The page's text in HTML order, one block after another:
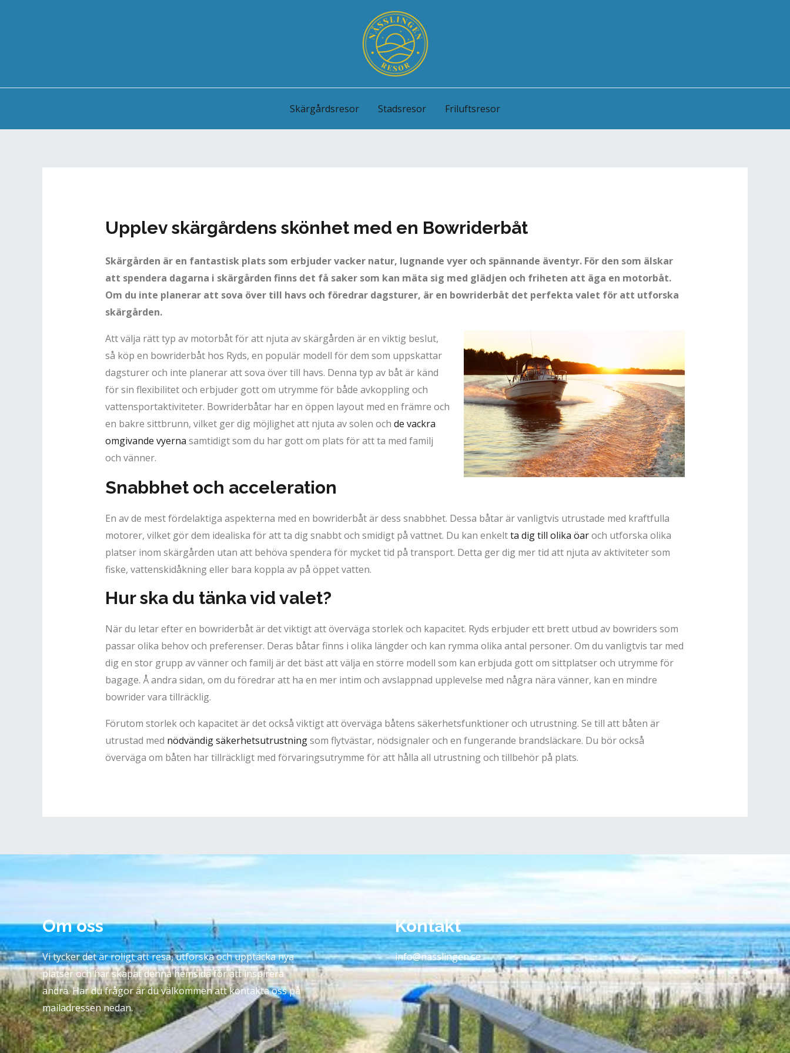
Skärgårdsresor Stadsresor Friluftsresor
Upplev skärgårdens skönhet med en Bowriderbåt
Skärgården är en fantastisk plats som erbjuder vacker natur, lugnande vyer och spännande äventyr. För den som älskar
att spendera dagarna i skärgården finns det få saker som kan mäta sig med glädjen och friheten att äga en motorbåt.
Om du inte planerar att sova över till havs och föredrar dagsturer, är en bowriderbåt det perfekta valet för att utforska
skärgården.
Att välja rätt typ av motorbåt för att njuta av skärgården är en viktig beslut,
så köp en bowriderbåt hos Ryds, en populär modell för dem som uppskattar
dagsturer och inte planerar att sova över till havs. Denna typ av båt är känd
för sin flexibilitet och erbjuder gott om utrymme för både avkoppling och
vattensportaktiviteter. Bowriderbåtar har en öppen layout med en främre och
en bakre sittbrunn, vilket ger dig möjlighet att njuta av solen och de vackra
omgivande vyerna samtidigt som du har gott om plats för att ta med familj
och vänner.
Snabbhet och acceleration
En av de mest fördelaktiga aspekterna med en bowriderbåt är dess snabbhet. Dessa båtar är vanligtvis utrustade med kraftfulla
motorer, vilket gör dem idealiska för att ta dig snabbt och smidigt på vattnet. Du kan enkeltta dig till olika öaroch utforska olika
platser inom skärgården utan att behöva spendera för mycket tid på transport. Detta ger dig mer tid att njuta av aktiviteter som
fiske, vattenskidåkning eller bara koppla av på öppet vatten.
Hur ska du tänka vid valet?
När du letar efter en bowriderbåt är det viktigt att överväga storlek och kapacitet. Ryds erbjuder ett brett utbud av bowriders som
passar olika behov och preferenser. Deras båtar finns i olika längder och kan rymma olika antal personer. Om du vanligtvis tar med
dig en stor grupp av vänner och familj är det bäst att välja en större modell som kan erbjuda gott om sittplatser och utrymme för
bagage. Å andra sidan, om du föredrar att ha en mer intim och avslappnad upplevelse med några nära vänner, kan en mindre
bowrider vara tillräcklig.
Förutom storlek och kapacitet är det också viktigt att överväga båtens säkerhetsfunktioner och utrustning. Se till att båten är
utrustad med nödvändig säkerhetsutrustningsom flytvästar, nödsignaler och en fungerande brandsläckare. Du bör också
överväga om båten har tillräckligt med förvaringsutrymme för att hålla all utrustning och tillbehör på plats.
Om oss
Vi tycker det är roligt att resa, utforska och upptäcka nya
platser och har skapat denna hemsida för att inspirera
andra. Har du frågor är du välkommen att kontakta oss på
mailadressen nedan.
Kontakt
info@nasslingen.se